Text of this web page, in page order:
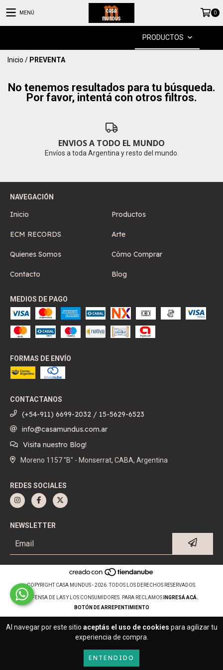
Al navegar por este sitio aceptás el uso de cookies para agilizar tu
experiencia de compra.
ENTENDIDO
MENÚ 0
PRODUCTOS
Inicio / PREVENTA
No tenemos resultados para tu búsqueda.
Por favor, intentá con otros filtros.
ENVIOS A TODO EL MUNDO
Envíos a toda Argentina y resto del mundo.
NAVEGACIÓN
Inicio Productos
ECM RECORDS Arte
Quienes Somos Cómo Comprar
Contacto Blog
MEDIOS DE PAGO
FORMAS DE ENVÍO
CONTACTANOS
(+54-911) 6699-2032 / 15-5629-6523
info@casamundus.com.ar
Visita nuestro Blog!
Moreno 1157 "B" - Monserrat, CABA, Argentina
REDES SOCIALES
NEWSLETTER
COPYRIGHT CASA MUNDUS - 2026. TODOS LOS DERECHOS RESERVADOS.
DEFENSA DE LAS Y LOS CONSUMIDORES. PARA RECLAMOS
INGRESÁ ACÁ.
BOTÓN DE ARREPENTIMIENTO